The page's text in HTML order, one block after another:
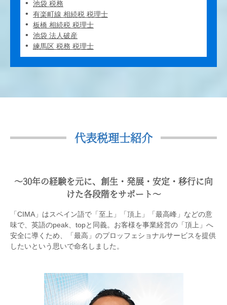
池袋 税務
有楽町線 相続税 税理士
板橋 相続税 税理士
池袋 法人破産
練馬区 税務 税理士
代表税理士紹介
〜30年の経験を元に、創生・発展・安定・移行に向
けた各段階をサポート〜
「CIMA」はスペイン語で「至上」「頂上」「最高峰」などの意
味で、英語のpeak、topと同義。お客様を事業経営の「頂上」へ
安全に導くため、「最高」のプロッフェショナルサービスを提供
したいという思いで命名しました。